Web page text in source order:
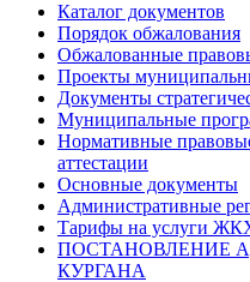
Каталог документов
Порядок обжалования
Обжалованные
Проекты
Документы
Муниципальные
Нормативные
аттестации
Основные документы
Административные
Тарифы на услуги
ПОСТАНОВЛЕНИЕ
КУРГАНА